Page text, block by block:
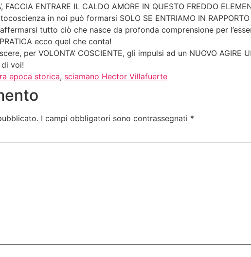
FACCIA ENTRARE IL CALDO AMORE IN QUESTO FREDDO
in noi può formarsi SOLO SE ENTRIAMO IN RAPPORTO
affermarsi tutto ciò che nasce da profonda comprensione per
PRATICA ecco quel che conta!
per VOLONTA’ COSCIENTE, gli impulsi ad un NUOVO AGIRE
voi!
epoca storica, sciamano Hector Villafuerte
I campi obbligatori sono contrassegnati *